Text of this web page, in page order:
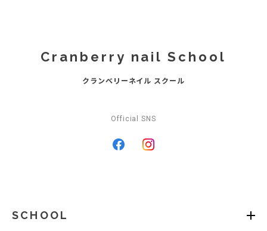
Cranberry nail School
クランベリーネイル スクール
Official SNS
SCHOOL